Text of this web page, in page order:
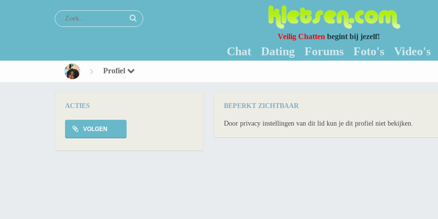
Veilig Chatten begint bij jezelf!
Chat Dating Forums Foto's Video's
Profiel
ACTIES
VOLGEN
BEPERKT ZICHTBAAR
Door privacy instellingen van dit lid kun je dit profiel niet bekijken.